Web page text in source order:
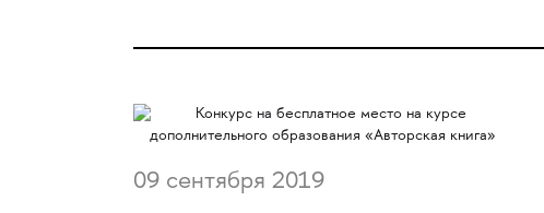
09 сентября 2019